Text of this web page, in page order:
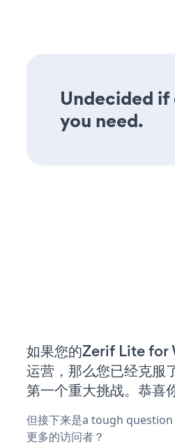
Undecided if
you need.
如果您的Zerif Lite for
运营，那么您已经克服
第一个重大挑战。恭喜
但接下来是a tough
更多的访问者？